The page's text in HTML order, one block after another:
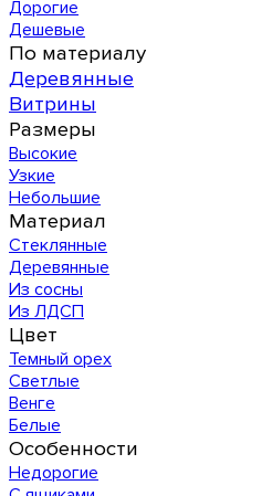
Дорогие
Дешевые
По материалу
Деревянные
Витрины
Размеры
Высокие
Узкие
Небольшие
Материал
Стеклянные
Деревянные
Из сосны
Из ЛДСП
Цвет
Темный орех
Светлые
Венге
Белые
Особенности
Недорогие